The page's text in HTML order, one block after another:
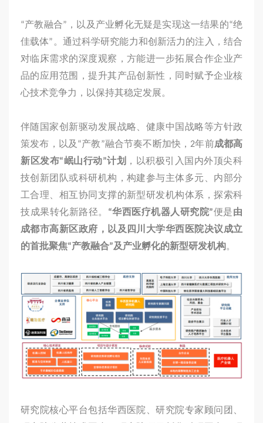
“产教融合”，以及产业孵化无疑是实现这一结果的“绝
佳载体”。通过科学研究能力和创新活力的注入，结合
对临床需求的深度观察，方能进一步拓展合作企业产
品的应用范围，提升其产品创新性，同时赋予企业核
心技术竞争力，以保持其稳定发展。
伴随国家创新驱动发展战略、健康中国战略等方针政
策发布，以及“产教”融合节奏不断加快，2年前成都高
新区发布“岷山行动”计划
，以积极引入国内外顶尖科
技创新团队或科研机构，构建参与主体多元、内部分
工合理、相互协同支撑的新型研发机构体系，探索科
技成果转化新路径。 “华西医疗机器人研究院”便是 由
成都市高新区政府，以及四川大学华西医院决议成立
的首批聚焦“产教融合”及产业孵化的新型研发机构。
研究院核心平台包括华西医院、研究院专家顾问团、